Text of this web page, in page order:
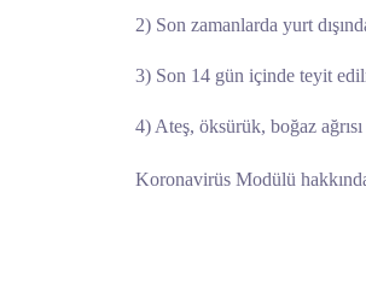
2) Son zamanlarda yurt
3) Son 14 gün içinde teyit
4) Ateş, öksürük, boğaz
Koronavirüs Modülü